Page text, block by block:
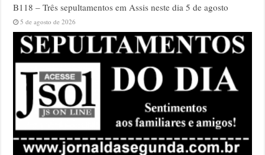
B118 – Três sepultamentos em Assis neste dia 5 de agosto
5 de agosto de 2026